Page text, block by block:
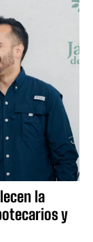
la
y